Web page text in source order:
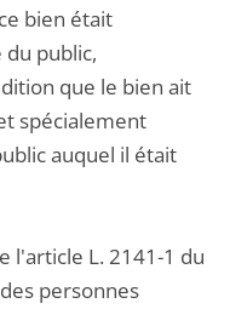
bien était
public,
que le bien ait
spécialement
auquel il était
l'article L. 2141-1 du
personnes